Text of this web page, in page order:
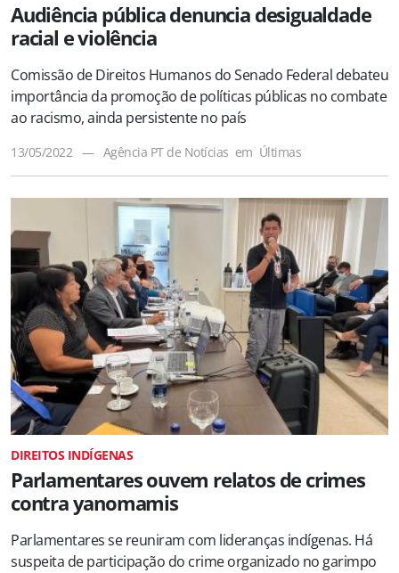
Audiência pública denuncia desigualdade
racial e violência
Comissão de Direitos Humanos do Senado Federal debateu
importância da promoção de políticas públicas no combate
ao racismo, ainda persistente no país
13/05/2022 — Agência PT de Notícias em Últimas
DIREITOS INDÍGENAS
Parlamentares ouvem relatos de crimes
contra yanomamis
Parlamentares se reuniram com lideranças indígenas. Há
suspeita de participação do crime organizado no garimpo